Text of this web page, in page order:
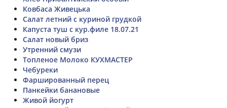
Ковбаса Живецька
Салат летний с куриной грудкой
Капуста туш с кур.филе 18.07.21
Салат новый бриз
Утренний смузи
Топленое Молоко КУХМАСТЕР
Чебуреки
Фаршированный перец
Панкейки банановые
Живой йогурт